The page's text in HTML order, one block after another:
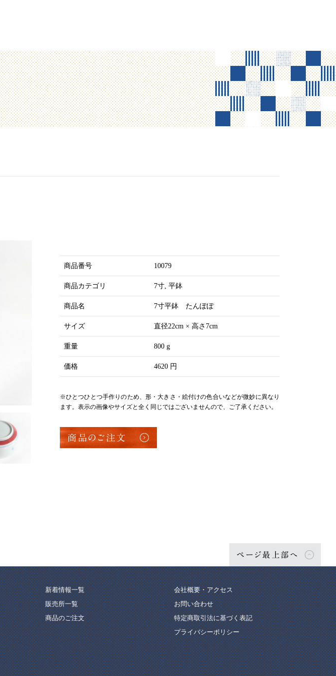
商品番号 10079
商品カテゴリ 7寸 平鉢
商品名 7寸平鉢 たんぽぽ
サイズ 直径22cm × 高さ7cm
重量 800 g
価格 4620 円
※ひとつひとつ手作りのため、形・大きさ・絵付けの色合いなどが微妙に異なり
ます。表示の画像やサイズと全く同じではございませんので、ご了承ください。
商品のご注文
ページ最上部へ
新着情報一覧
販売所一覧
商品のご注文
会社概要・アクセス
お問い合わせ
特定商取引法に基づく表記
プライバシーポリシー